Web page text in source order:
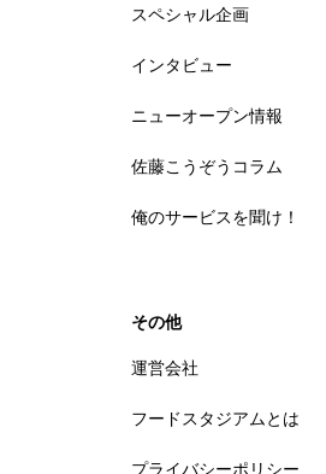
スペシャル企画
インタビュー
ニューオープン情報
佐藤こうぞうコラム
俺のサービスを聞け！
その他
運営会社
フードスタジアムとは
プライバシーポリシー